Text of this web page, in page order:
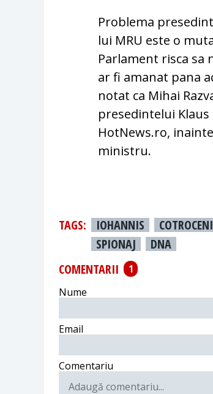
Problema
lui MRU este o
Parlament risca sa
ar fi amanat pana
notat ca Mihai
presedintelui
HotNews.ro,
ministru.
TAGS: IOHANNIS COTROCENI
SPIONAJ
DNA
COMENTARII
1
Nume
Email
Comentariu